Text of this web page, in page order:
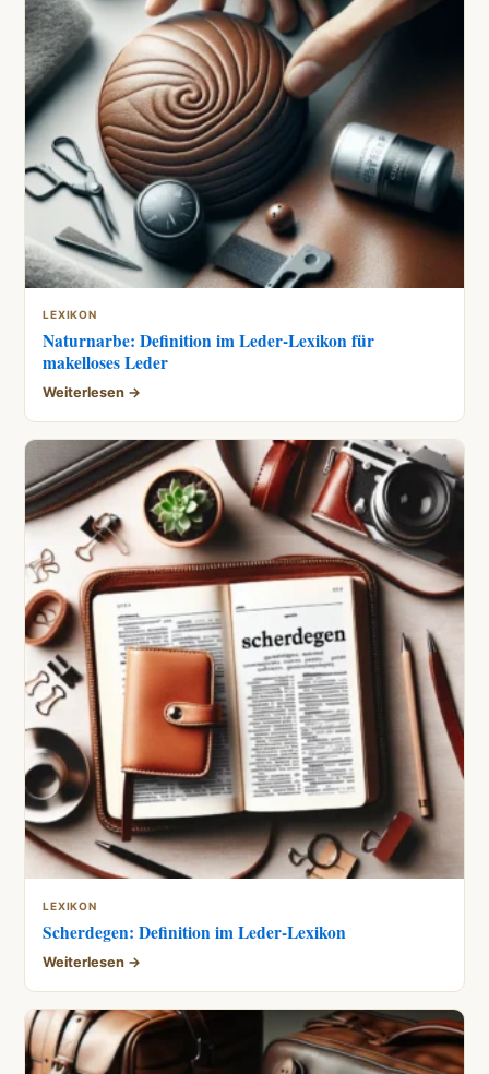
LEXIKON
Naturnarbe: Definition im Leder-Lexikon für
makelloses Leder
Weiterlesen →
LEXIKON
Scherdegen: Definition im Leder-Lexikon
Weiterlesen →